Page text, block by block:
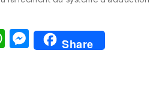
p
p
g
er
W M
e
Share